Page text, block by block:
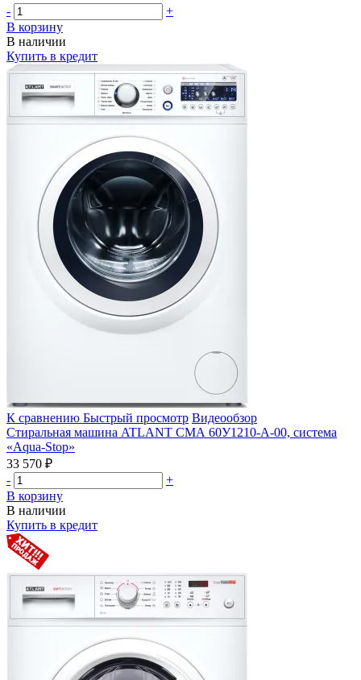
-
+
В корзину
В наличии
Купить в кредит
К сравнению Быстрый просмотр Видеообзор
Стиральная машина ATLANT СМА 60У1210-А-00, система
«Aqua-Stop»
33 570 ₽
-
+
В корзину
В наличии
Купить в кредит